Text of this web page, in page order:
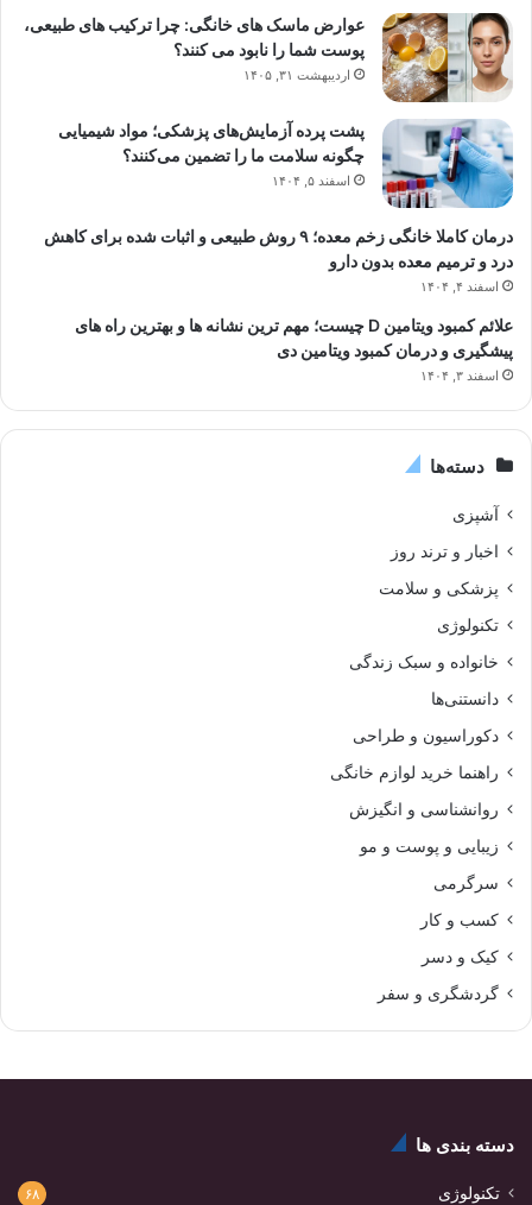
عوارض ماسک های خانگی: چرا ترکیب های طبیعی،
پوست شما را نابود می کنند؟
اردیبهشت ۳۱, ۱۴۰۵
پشت پرده آزمایش‌های پزشکی؛ مواد شیمیایی
چگونه سلامت ما را تضمین می‌کنند؟
اسفند ۵, ۱۴۰۴
درمان کاملا خانگی زخم معده؛ ۹ روش طبیعی و اثبات شده برای کاهش
درد و ترمیم معده بدون دارو
اسفند ۴, ۱۴۰۴
علائم کمبود ویتامین D چیست؛ مهم ترین نشانه ها و بهترین راه های
پیشگیری و درمان کمبود ویتامین دی
اسفند ۳, ۱۴۰۴
دسته‌ها
آشپزی
اخبار و ترند روز
پزشکی و سلامت
تکنولوژی
خانواده و سبک زندگی
دانستنی‌ها
دکوراسیون و طراحی
راهنما خرید لوازم خانگی
روانشناسی و انگیزش
زیبایی و پوست و مو
سرگرمی
کسب و کار
کیک و دسر
گردشگری و سفر
دسته بندی ها
تکنولوژی ۶۸